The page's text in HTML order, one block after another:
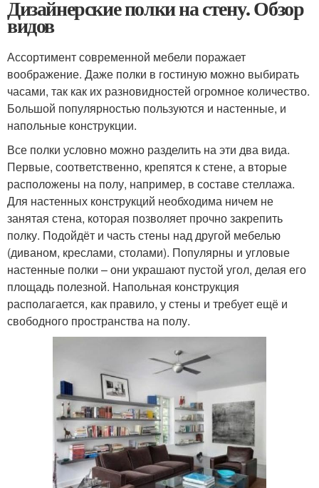
Дизайнерские полки на стену. Обзор
видов
Ассортимент современной мебели поражает
воображение. Даже полки в гостиную можно выбирать
часами, так как их разновидностей огромное количество.
Большой популярностью пользуются и настенные, и
напольные конструкции.
Все полки условно можно разделить на эти два вида.
Первые, соответственно, крепятся к стене, а вторые
расположены на полу, например, в составе стеллажа.
Для настенных конструкций необходима ничем не
занятая стена, которая позволяет прочно закрепить
полку. Подойдёт и часть стены над другой мебелью
(диваном, креслами, столами). Популярны и угловые
настенные полки – они украшают пустой угол, делая его
площадь полезной. Напольная конструкция
располагается, как правило, у стены и требует ещё и
свободного пространства на полу.